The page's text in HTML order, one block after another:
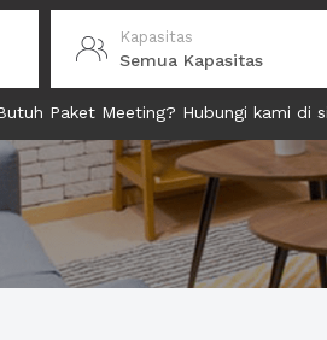
Kapasitas
Semua Kapasitas
Paket Meeting? Hubungi kami di